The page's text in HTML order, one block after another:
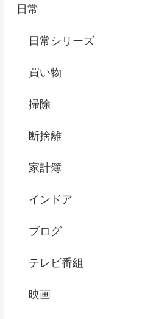
日常
日常シリーズ
買い物
掃除
断捨離
家計簿
インドア
ブログ
テレビ番組
映画